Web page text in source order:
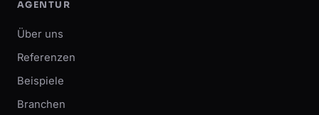
AGENTUR
Über uns
Referenzen
Beispiele
Branchen